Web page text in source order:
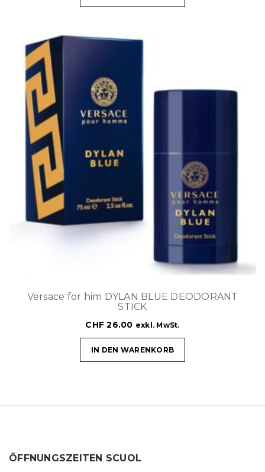
Versace for him DYLAN BLUE DEODORANT
STICK
CHF 26.00 exkl. MwSt.
IN DEN WARENKORB
ÖFFNUNGSZEITEN SCUOL